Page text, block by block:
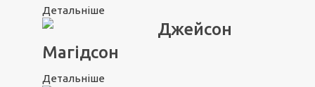
Детальніше
Джейсон
Магідсон
Детальніше